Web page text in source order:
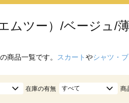
ムツー）/ベージュ/
の商品一覧です。 スカートやシャツ・
在庫の有無 すべて 商